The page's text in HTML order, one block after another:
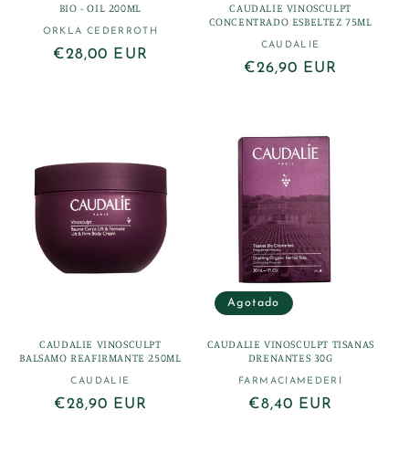
BIO - OIL 200ML
Proveedor:
ORKLA CEDERROTH
Precio
€28,00 EUR
CAUDALIE VINOSCULPT
CONCENTRADO ESBELTEZ 75ML
Proveedor:
CAUDALIE
Precio
€26,90 EUR
CAUDALIE VINOSCULPT
BALSAMO REAFIRMANTE 250ML
Proveedor:
CAUDALIE
Precio
€28,90 EUR
Agotado
CAUDALIE VINOSCULPT TISANAS
DRENANTES 30G
Proveedor:
FARMACIAMEDERI
Precio
€8,40 EUR